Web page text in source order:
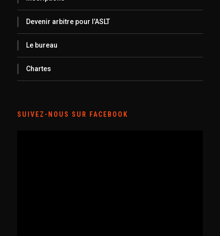
Devenir arbitre pour l’ASLT
Le bureau
Chartes
SUIVEZ-NOUS SUR FACEBOOK